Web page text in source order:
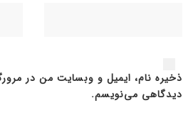
ذخیره نام، ایمیل و وبسایت من در
دیدگاهی می‌نویسم.